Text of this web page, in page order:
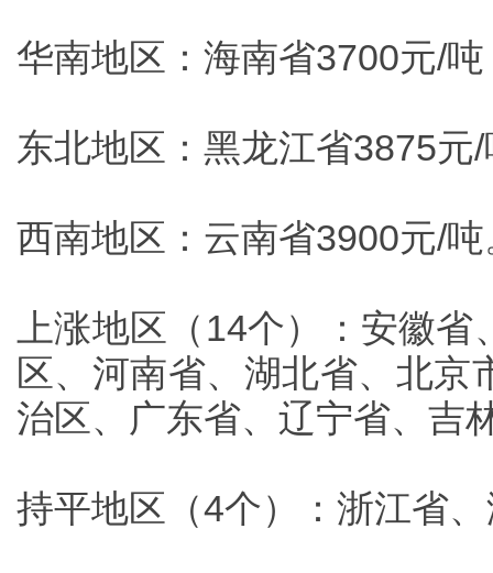
华南地区：海南省3700元/吨
东北地区：黑龙江省3875元
西南地区：云南省3900元/吨
上涨地区（14个）：安徽
区、河南省、湖北省、北京
治区、广东省、辽宁省、吉
持平地区（4个）：浙江省